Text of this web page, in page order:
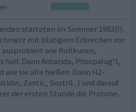
starteten im Sommer 1982(!).
mit blutigem Erbrechen vor
ausprobiert wie Rollkuren,
half. Dann Antazida, Phospalug*l,
wie sie alle hießen. Dann H2-
Zantic, Sostril...) und darauf
der ersten Stunde die Protone ...